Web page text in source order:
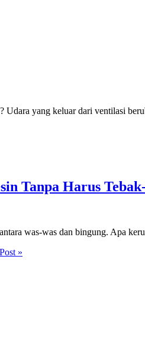
Udara yang keluar dari ventilasi
Tanpa Harus
was-was dan bingung. Apa
»